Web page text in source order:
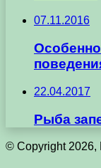
07.11.2016
22.04.2017
Рыба
© Copyright 2026,